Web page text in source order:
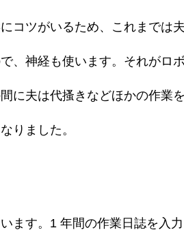
コツがいるため、これまでは
、神経も使います。それがロ
に夫は代搔きなどほかの作業
りました。
ます。1 年間の作業日誌を入